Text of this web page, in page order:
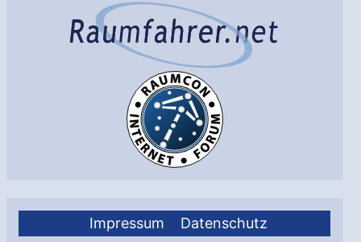
Impressum Datenschutz